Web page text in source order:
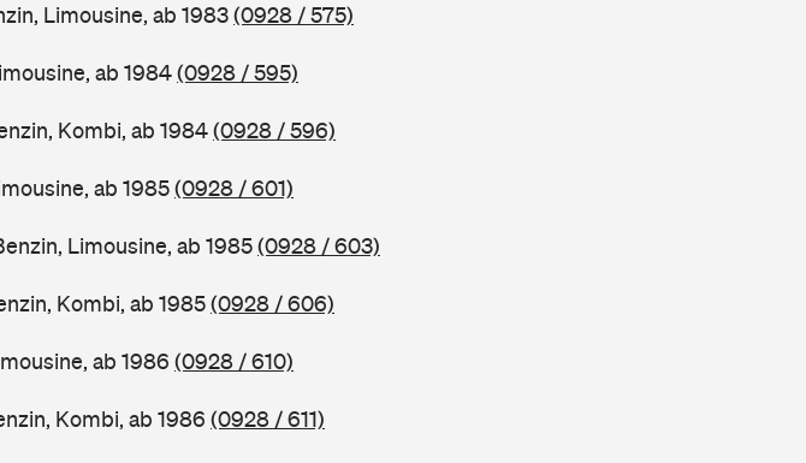
Limousine, ab 1983(0928 / 575)
ab 1984(0928 / 595)
Kombi, ab 1984(0928 / 596)
ab 1985(0928 / 601)
Limousine, ab 1985(0928 / 603)
Kombi, ab 1985(0928 / 606)
ab 1986 (0928 / 610)
Kombi, ab 1986 (0928 / 611)